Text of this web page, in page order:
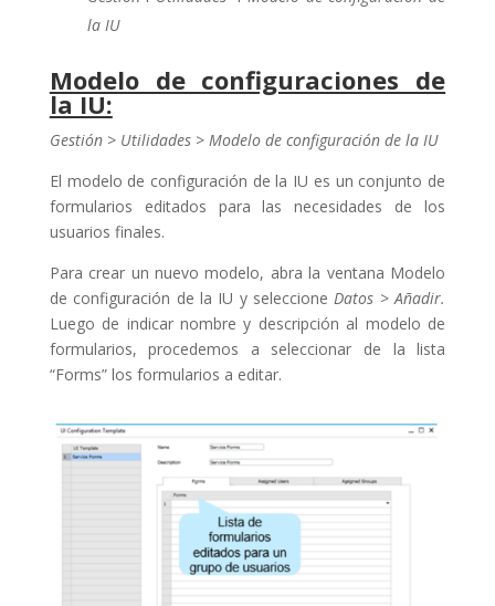
la IU
Modelo de configuraciones de
la IU:
Gestión > Utilidades > Modelo de configuración de la IU
El modelo de configuración de la IU es un conjunto de
formularios editados para las necesidades de los
usuarios finales.
Para crear un nuevo modelo, abra la ventana Modelo
de configuración de la IU y seleccioneDatos > Añadir.
Luego de indicar nombre y descripción al modelo de
formularios, procedemos a seleccionar de la lista
“Forms” los formularios a editar.